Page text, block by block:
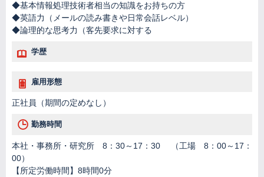
◆基本情報処理技術者相当の知識をお持ちの方
◆英語力（メールの読み書きや日常会話レベル）
◆論理的な思考力（客先要求に対する
学歴
雇用形態
正社員（期間の定めなし）
勤務時間
本社・事務所・研究所 8：30～17：30 （工場 8：00～17：
00）
【所定労働時間】8時間0分